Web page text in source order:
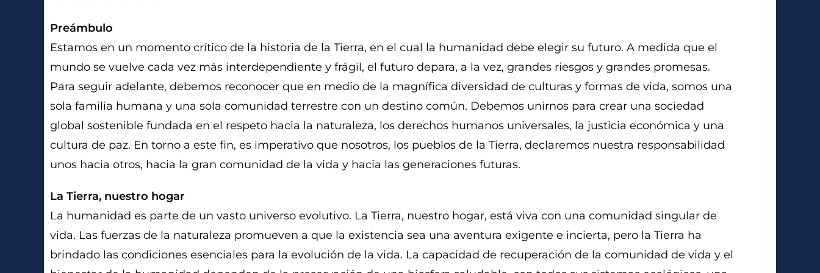
Preámbulo
Estamos en un momento crítico de la historia de la Tierra, en el cual la humanidad debe elegir su futuro. A medida que el
mundo se vuelve cada vez más interdependiente y frágil, el futuro depara, a la vez, grandes riesgos y grandes promesas.
Para seguir adelante, debemos reconocer que en medio de la magnífica diversidad de culturas y formas de vida, somos una
sola familia humana y una sola comunidad terrestre con un destino común. Debemos unirnos para crear una sociedad
global sostenible fundada en el respeto hacia la naturaleza, los derechos humanos universales, la justicia económica y una
cultura de paz. En torno a este fin, es imperativo que nosotros, los pueblos de la Tierra, declaremos nuestra responsabilidad
unos hacia otros, hacia la gran comunidad de la vida y hacia las generaciones futuras.
La Tierra, nuestro hogar
La humanidad es parte de un vasto universo evolutivo. La Tierra, nuestro hogar, está viva con una comunidad singular de
vida. Las fuerzas de la naturaleza promueven a que la existencia sea una aventura exigente e incierta, pero la Tierra ha
brindado las condiciones esenciales para la evolución de la vida. La capacidad de recuperación de la comunidad de vida y el